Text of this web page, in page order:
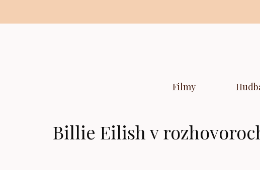
na
Filmy
Billie Eilish v